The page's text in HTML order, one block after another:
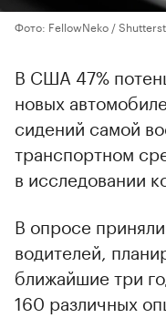
Фото: FellowNeko /
В США 47%
новых
сидений самой
транспортном
в исследовании
В опросе
водителей,
ближайшие три
160 различных